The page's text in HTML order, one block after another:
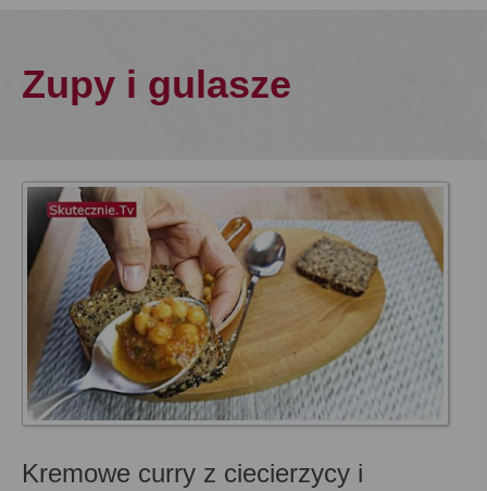
Zupy i gulasze
Kremowe curry z ciecierzycy i